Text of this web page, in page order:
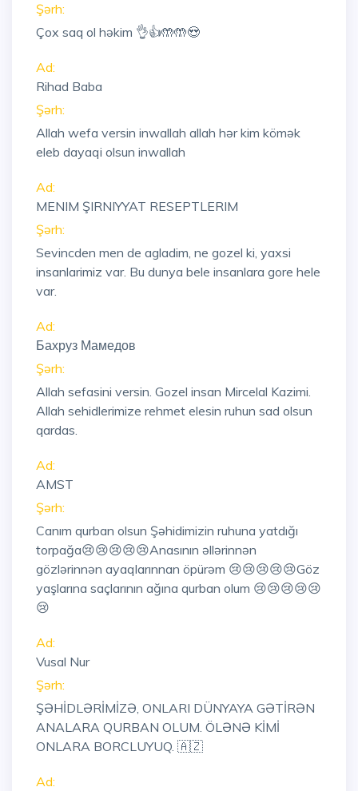
Şərh:
Çox saq ol həkim 👌👍🤲🤲😍
Ad:
Rihad Baba
Şərh:
Allah wefa versin inwallah allah hər kim kömək
eleb dayaqi olsun inwallah
Ad:
MENIM ŞIRNIYYAT RESEPTLERIM
Şərh:
Sevincden men de agladim, ne gozel ki, yaxsi
insanlarimiz var. Bu dunya bele insanlara gore hele
var.
Ad:
Бахруз Мамедов
Şərh:
Allah sefasini versin. Gozel insan Mircelal Kazimi.
Allah sehidlerimize rehmet elesin ruhun sad olsun
qardas.
Ad:
AMST
Şərh:
Canım qurban olsun Şəhidimizin ruhuna yatdığı
torpağa😢😢😢😢😢Anasının əllərinnən
gözlərinnən ayaqlarınnan öpürəm 😢😢😢😢😢Göz
yaşlarına saçlarının ağına qurban olum 😢😢😢😢😢
😢
Ad:
Vusal Nur
Şərh:
ŞƏHİDLƏRİMİZƏ, ONLARI DÜNYAYA GƏTİRƏN
ANALARA QURBAN OLUM. ÖLƏNƏ KİMİ
ONLARA BORCLUYUQ. 🇦🇿
Ad: